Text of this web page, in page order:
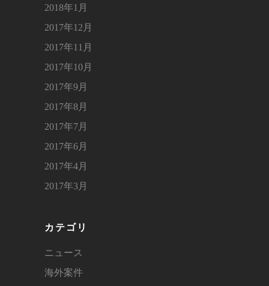
2018年1月
2017年12月
2017年11月
2017年10月
2017年9月
2017年8月
2017年7月
2017年6月
2017年4月
2017年3月
カテゴリ
ニュース
海外案件